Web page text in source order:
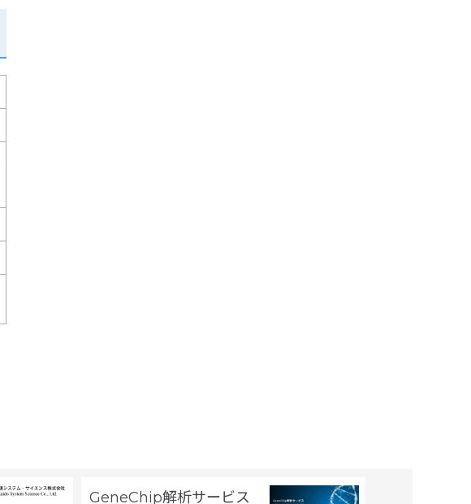
GeneChip解析サービス